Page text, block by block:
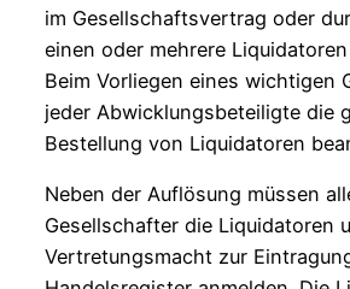
im Gesellschaftsvertrag oder
einen oder mehrere
Beim Vorliegen eines wichtigen
jeder Abwicklungsbeteiligte die
Bestellung von Liquidatoren
Neben der Auflösung müssen
Gesellschafter die Liquidatoren
Vertretungsmacht zur